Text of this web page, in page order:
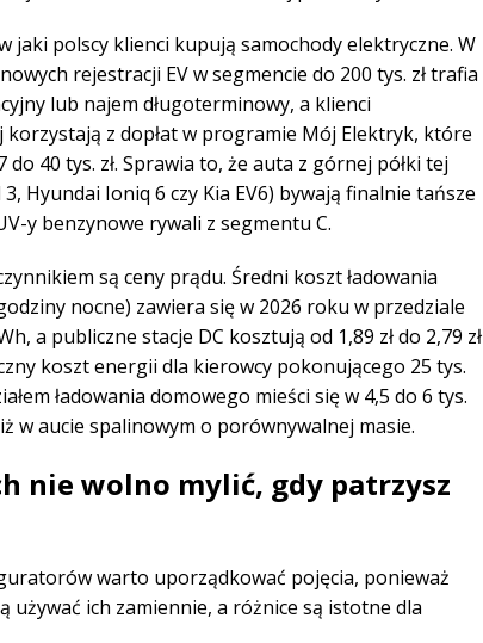
jaki polscy klienci kupują samochody elektryczne. W
rejestracji EV w segmencie do 200 tys. zł trafia
lub najem długoterminowy, a klienci
korzystają z dopłat w programie Mój Elektryk, które
40 tys. zł. Sprawia to, że auta z górnej półki tej
Hyundai Ioniq 6 czy Kia EV6) bywają finalnie tańsze
y benzynowe rywali z segmentu C.
są ceny prądu. Średni koszt ładowania
nocne) zawiera się w 2026 roku w przedziale
a publiczne stacje DC kosztują od 1,89 zł do 2,79 zł
koszt energii dla kierowcy pokonującego 25 tys.
ładowania domowego mieści się w 4,5 do 6 tys.
w aucie spalinowym o porównywalnej masie.
nie wolno mylić, gdy patrzysz
warto uporządkować pojęcia, ponieważ
używać ich zamiennie, a różnice są istotne dla